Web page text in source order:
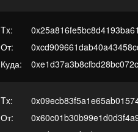
Tx:
От:
Куда:
Tx:
От: